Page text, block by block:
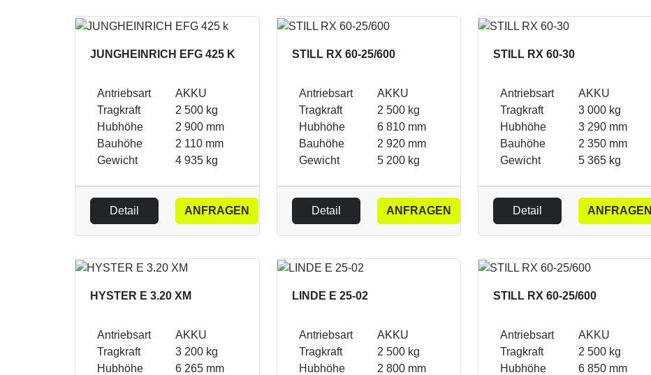
JUNGHEINRICH EFG 425 K
Antriebsart
AKKU
Tragkraft
2 500 kg
Hubhöhe
2 900 mm
Bauhöhe
2 110 mm
Gewicht
4 935 kg
Detail ANFRAGEN
STILL RX 60-25/600
Antriebsart
AKKU
Tragkraft
2 500 kg
Hubhöhe
6 810 mm
Bauhöhe
2 920 mm
Gewicht
5 200 kg
Detail ANFRAGEN
STILL RX 60-30
Antriebsart
AKKU
Tragkraft
3 000 kg
Hubhöhe
3 290 mm
Bauhöhe
2 350 mm
Gewicht
5 365 kg
Detail ANFRAGEN
HYSTER E 3.20 XM
Antriebsart
AKKU
Tragkraft
3 200 kg
Hubhöhe
6 265 mm
LINDE E 25-02
Antriebsart
AKKU
Tragkraft
2 500 kg
Hubhöhe
2 800 mm
STILL RX 60-25/600
Antriebsart
AKKU
Tragkraft
2 500 kg
Hubhöhe
6 850 mm